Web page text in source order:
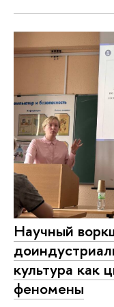
Научный
культура как
феномены